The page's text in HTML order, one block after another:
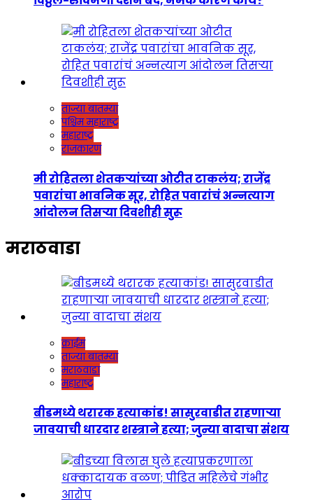
ताज्या बातम्या
पश्चिम महाराष्ट्र
महाराष्ट्र
राजकारण
मी रोहितला शेतकऱ्यांच्या ओटीत टाकलंय; राजेंद्र
पवारांचा भावनिक सूर, रोहित पवारांचं अन्नत्याग
आंदोलन तिसऱ्या दिवशीही सुरू
मराठवाडा
क्राईम
ताज्या बातम्या
मराठवाडा
महाराष्ट्र
बीडमध्ये थरारक हत्याकांड! सासुरवाडीत राहणाऱ्या
जावयाची धारदार शस्त्राने हत्या; जुन्या वादाचा संशय